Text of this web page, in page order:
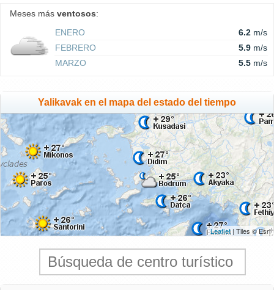
Meses más ventosos:
ENERO
6.2 m/s
FEBRERO
5.9 m/s
MARZO
5.5 m/s
Yalikavak en el mapa del estado del tiempo
Leaflet| Tiles © Esri